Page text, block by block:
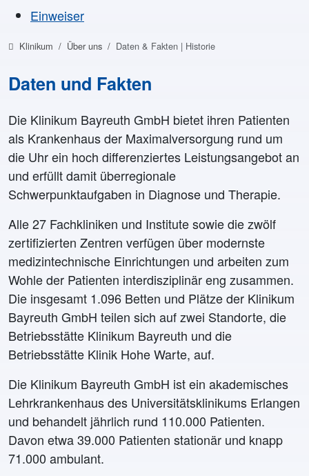
Einweiser
Klinikum Über uns Daten & Fakten | Historie
Daten und Fakten
Die Klinikum Bayreuth GmbH bietet ihren Patienten
als Krankenhaus der Maximalversorgung rund um
die Uhr ein hoch differenziertes Leistungsangebot an
und erfüllt damit überregionale
Schwerpunktaufgaben in Diagnose und Therapie.
Alle 27 Fachkliniken und Institute sowie die zwölf
zertifizierten Zentren verfügen über modernste
medizintechnische Einrichtungen und arbeiten zum
Wohle der Patienten interdisziplinär eng zusammen.
Die insgesamt 1.096 Betten und Plätze der Klinikum
Bayreuth GmbH teilen sich auf zwei Standorte, die
Betriebsstätte Klinikum Bayreuth und die
Betriebsstätte Klinik Hohe Warte, auf.
Die Klinikum Bayreuth GmbH ist ein akademisches
Lehrkrankenhaus des Universitätsklinikums Erlangen
und behandelt jährlich rund 110.000 Patienten.
Davon etwa 39.000 Patienten stationär und knapp
71.000 ambulant.